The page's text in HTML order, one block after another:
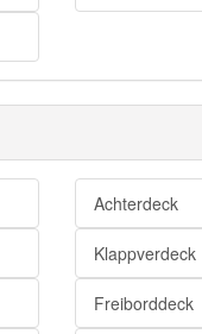
Achterdeck
Klappverdeck
Freiborddeck